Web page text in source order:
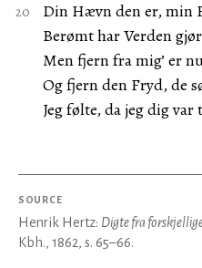
Din Hævn den er, min
Berømt har Verden
Men fjern fra mig’ er
Og fjern den Fryd, de
Jeg følte, da jeg dig var
SOURCE
Henrik Hertz: Digte fra
Kbh., 1862, s. 65–66.